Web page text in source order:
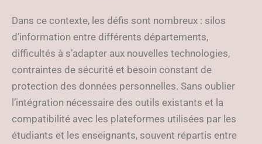
Dans ce contexte, les défis sont nombreux : silos
d’information entre différents départements,
difficultés à s’adapter aux nouvelles technologies,
contraintes de sécurité et besoin constant de
protection des données personnelles. Sans oublier
l’intégration nécessaire des outils existants et la
compatibilité avec les plateformes utilisées par les
étudiants et les enseignants, souvent répartis entre